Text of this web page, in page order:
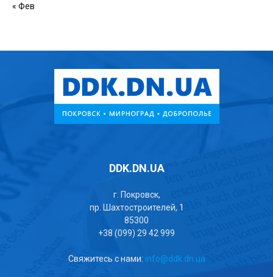
« Фев
DDK.DN.UA
г. Покровск,
пр. Шахтостроителей, 1
85300
+38 (099) 29 42 999
Свяжитесь с нами: info@ddk.dn.ua